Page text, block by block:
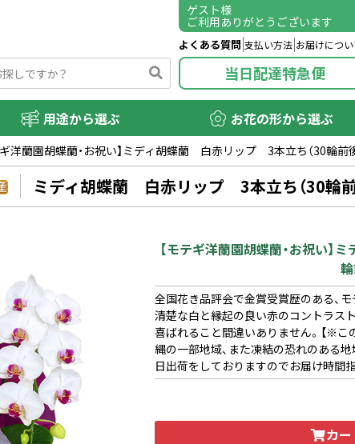
ゲスト様
ご利用ありがとうございます
よくある質問 支払い方法 お届けにつ
当日配達特急便
用途から選ぶ お花の形から選ぶ
ギ洋蘭園胡蝶蘭・お祝い】ミディ胡蝶蘭 白赤リップ 3本立ち（30輪前後
ミディ胡蝶蘭 白赤リップ 3本立ち（30輪前
【モテギ洋蘭園胡蝶蘭・お祝い
輪
全国花き品評会で金賞受賞歴のある、
清楚な白と縁起の良い赤のコントラス
喜ばれること間違いありません。【※この
縄の一部地域、また凍結の恐れのある
日出荷をしておりますのでお届け時間
カ